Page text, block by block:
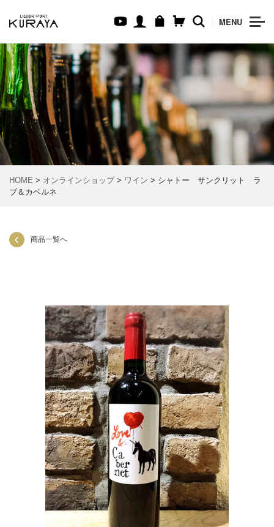
MENU
HOME > オンラインショップ> ワイン > シャトー サンクリット ラ
ブ＆カベルネ
商品一覧へ